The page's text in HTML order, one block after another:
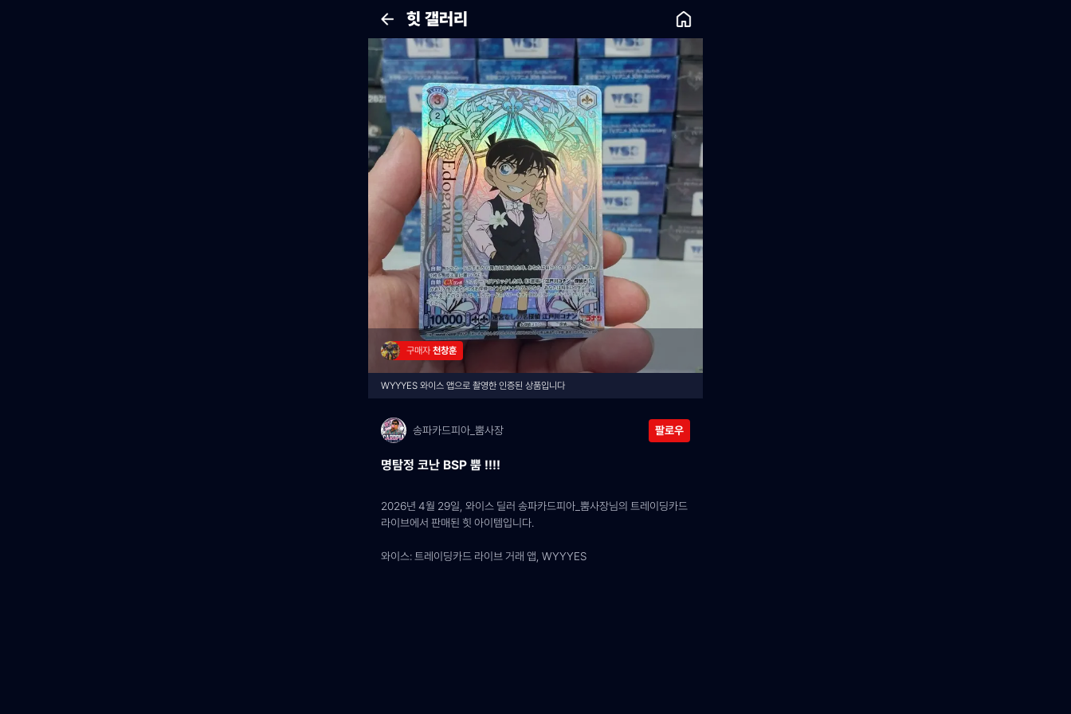
힛 갤러리
구매자 천창훈
WYYYES 와이스 앱으로 촬영한 인증된 상품입니다
송파카드피아_뿜사장 팔로우
명탐정 코난 BSP 뿜 !!!!
2026년 4월 29일, 와이스 딜러 송파카드피아_뿜사장님의 트레이딩카드
라이브에서 판매된 힛 아이템입니다.
와이스: 트레이딩카드 라이브 거래 앱, WYYYES